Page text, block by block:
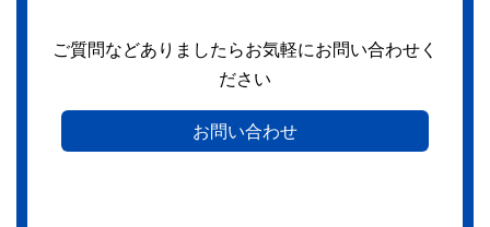
ご質問などありましたらお気軽にお問い合わせく
ださい
お問い合わせ